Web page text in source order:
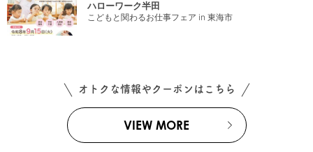
ハローワーク半田
こどもと関わるお仕事フェア in 東海市
オトクな情報やクーポンはこちら
VIEW MORE